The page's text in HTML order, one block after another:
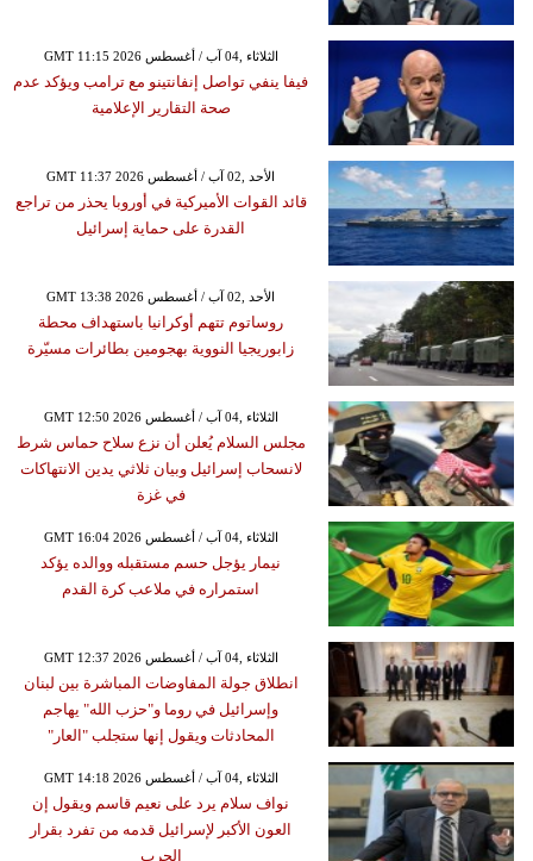
GMT 11:15 2026 الثلاثاء ,04 آب / أغسطس
فيفا ينفي تواصل إنفانتينو مع ترامب ويؤكد عدم
صحة التقارير الإعلامية
GMT 11:37 2026 الأحد ,02 آب / أغسطس
قائد القوات الأميركية في أوروبا يحذر من تراجع
القدرة على حماية إسرائيل
GMT 13:38 2026 الأحد ,02 آب / أغسطس
روساتوم تتهم أوكرانيا باستهداف محطة
زابوريجيا النووية بهجومين بطائرات مسيّرة
GMT 12:50 2026 الثلاثاء ,04 آب / أغسطس
مجلس السلام يُعلن أن نزع سلاح حماس شرط
لانسحاب إسرائيل وبيان ثلاثي يدين الانتهاكات
في غزة
GMT 16:04 2026 الثلاثاء ,04 آب / أغسطس
نيمار يؤجل حسم مستقبله ووالده يؤكد
استمراره في ملاعب كرة القدم
GMT 12:37 2026 الثلاثاء ,04 آب / أغسطس
انطلاق جولة المفاوضات المباشرة بين لبنان
وإسرائيل في روما و"حزب الله" يهاجم
المحادثات ويقول إنها ستجلب "العار"
GMT 14:18 2026 الثلاثاء ,04 آب / أغسطس
نواف سلام يرد على نعيم قاسم ويقول إن
العون الأكبر لإسرائيل قدمه من تفرد بقرار
الحرب